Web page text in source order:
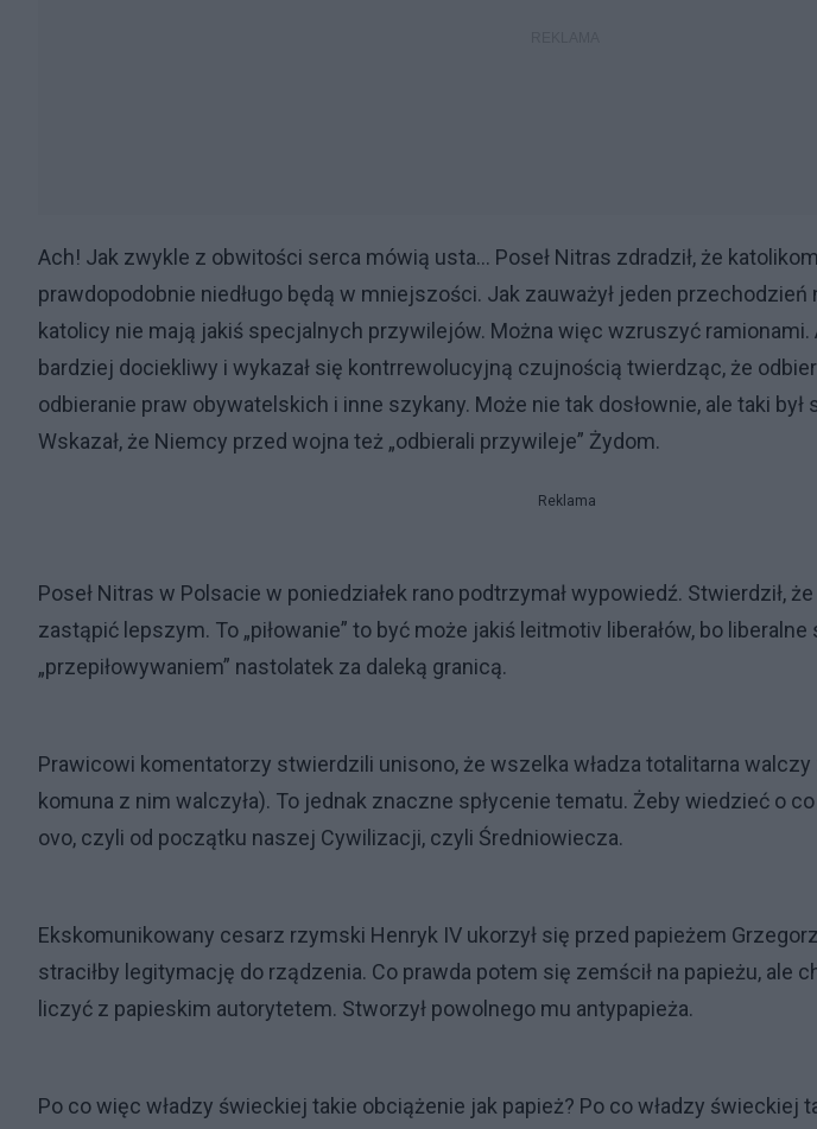
Ach! Jak zwykle z obwitości serca mówią usta... Poseł Nitras zdradził, że
prawdopodobnie niedługo będą w mniejszości. Jak zauważył jeden przechodzień
katolicy nie mają jakiś specjalnych przywilejów. Można więc wzruszyć ramionami.
bardziej dociekliwy i wykazał się kontrrewolucyjną czujnością twierdząc, że
odbieranie praw obywatelskich i inne szykany. Może nie tak dosłownie, ale taki
Wskazał, że Niemcy przed wojna też „odbierali przywileje” Żydom.
Reklama
Poseł Nitras w Polsacie w poniedziałek rano podtrzymał wypowiedź. Stwierdził, że
zastąpić lepszym. To „piłowanie” to być może jakiś leitmotiv liberałów, bo liberalne
„przepiłowywaniem” nastolatek za daleką granicą.
Prawicowi komentatorzy stwierdzili unisono, że wszelka władza totalitarna
komuna z nim walczyła). To jednak znaczne spłycenie tematu. Żeby wiedzieć o
ovo, czyli od początku naszej Cywilizacji, czyli Średniowiecza.
Ekskomunikowany cesarz rzymski Henryk IV ukorzył się przed papieżem
straciłby legitymację do rządzenia. Co prawda potem się zemścił na papieżu, ale
liczyć z papieskim autorytetem. Stworzył powolnego mu antypapieża.
Po co więc władzy świeckiej takie obciążenie jak papież? Po co władzy świeckiej